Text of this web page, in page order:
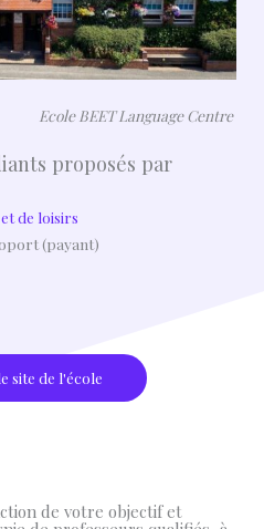
Ecole BEET Language Centre
proposés par
de loisirs
(payant)
site de l'école
de votre objectif et